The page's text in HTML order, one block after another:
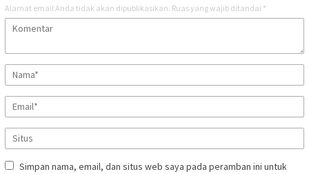
Alamat email Anda tidak akan dipublikasikan. Ruas yang wajib ditandai *
Simpan nama, email, dan situs web saya pada peramban ini untuk